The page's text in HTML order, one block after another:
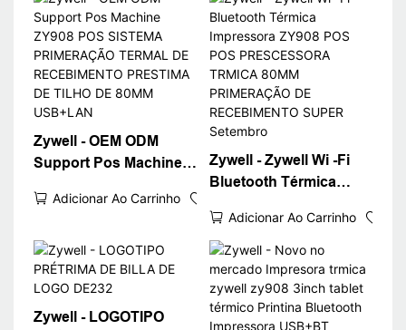
Zywell - OEM ODM
Support Pos Machine
PRIMERAÇÃO
RECEBIMENTO
PRESTIMA DE TILHO
DE 80MM USB+LAN
Adicionar Ao Carrinho
Zywell - Zywell Wi -Fi
Bluetooth Térmica
POS PRESCESSORA
TRMICA 80MM
PRIMERAÇÃO DE
RECEBIMENTO
SUPER Setembro
Adicionar Ao Carrinho
Zywell - LOGOTIPO